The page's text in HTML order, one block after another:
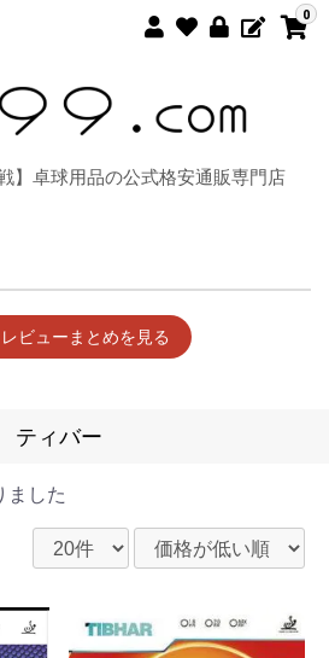
0
】卓球用品の公式格安通販専門店
ビューまとめを見る
ティバー
ました